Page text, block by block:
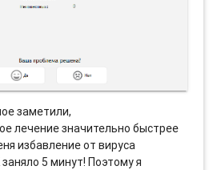
заметили,
лечение значительно быстрее
избавление от вируса
заняло 5 минут! Поэтому я